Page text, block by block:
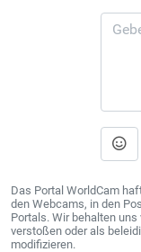
Das Portal WorldCam
den Webcams, in den
Portals. Wir behalten
verstoßen oder als
modifizieren.